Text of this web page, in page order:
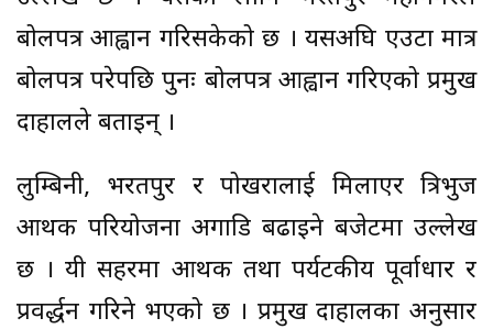
बोलपत्र आह्वान गरिसकेको छ । यसअघि एउटा मात्र
बोलपत्र परेपछि पुनः बोलपत्र आह्वान गरिएको प्रमुख
दाहालले बताइन् ।
लुम्बिनी, भरतपुर र पोखरालाई मिलाएर त्रिभुज
आर्थिक परियोजना अगाडि बढाइने बजेटमा उल्लेख
छ । यी सहरमा आर्थिक तथा पर्यटकीय पूर्वाधार र
प्रवर्द्धन गरिने भएको छ । प्रमुख दाहालका अनुसार